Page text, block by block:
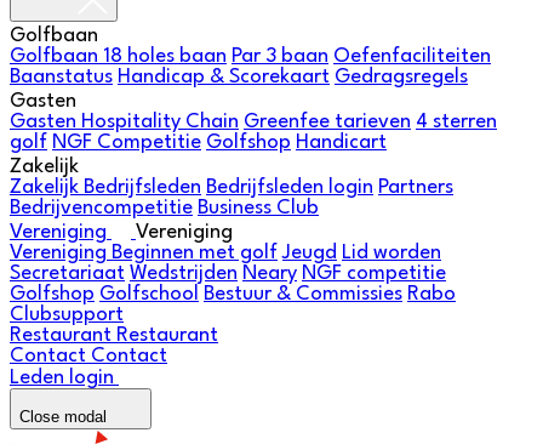
Golfbaan
Golfbaan 18 holes baan Par 3 baan Oefenfaciliteiten
Baanstatus Handicap & Scorekaart Gedragsregels
Gasten
Gasten Hospitality Chain Greenfee tarieven 4 sterren
golf NGF Competitie Golfshop Handicart
Zakelijk
Zakelijk Bedrijfsleden Bedrijfsleden login Partners
Bedrijvencompetitie Business Club
Vereniging
Vereniging
Vereniging Beginnen met golf Jeugd Lid worden
Secretariaat Wedstrijden Neary NGF competitie
Golfshop Golfschool Bestuur & Commissies Rabo
Clubsupport
Restaurant Restaurant
Contact Contact
Leden login
Close modal